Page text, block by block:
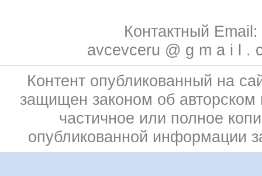
Контактный Email:
avcevceru @ g m a i l .
Контент опубликованный на
защищен законом об
частичное или полное
опубликованной информации